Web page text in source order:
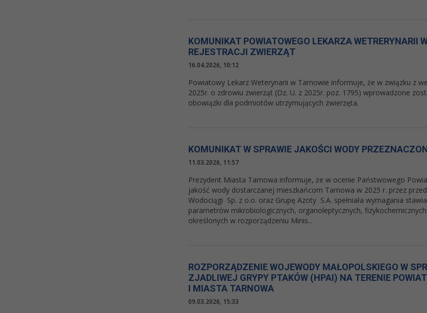
KOMUNIKAT POWIATOWEGO LEKARZA WETRERYNARII
REJESTRACJI ZWIERZĄT
16.04.2026, 10:12
Powiatowy Lekarz Weterynarii w Tarnowie informuje, że w związku z
2025r. o zdrowiu zwierząt (Dz. U. z 2025r. poz. 1795) wprowadzone
obowiązki dla podmiotów utrzymujących zwierzęta.
KOMUNIKAT W SPRAWIE JAKOŚCI WODY
11.03.2026, 11:57
Prezydent Miasta Tarnowa informuje, że w ocenie Państwowego
jakość wody dostarczanej mieszkańcom Tarnowa w 2025 r. przez
Wodociągi Sp. z o.o. oraz Grupę Azoty S.A. spełniała wymagania
parametrów mikrobiologicznych, organoleptycznych,
określonych w rozporządzeniu Minis...
ROZPORZĄDZENIE WOJEWODY MAŁOPOLSKIEGO W
ZJADLIWEJ GRYPY PTAKÓW (HPAI) NA TERENIE
I MIASTA TARNOWA
09.03.2026, 15:33